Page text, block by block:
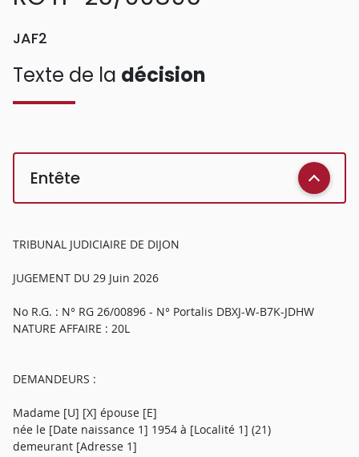
JAF2
Texte de la décision
Entête
TRIBUNAL JUDICIAIRE DE DIJON
JUGEMENT DU 29 Juin 2026
No R.G. : N° RG 26/00896 - N° Portalis DBXJ-W-B7K-JDHW
NATURE AFFAIRE : 20L
DEMANDEURS :
Madame [U] [X] épouse [E]
née le [Date naissance 1] 1954 à [Localité 1] (21)
demeurant [Adresse 1]